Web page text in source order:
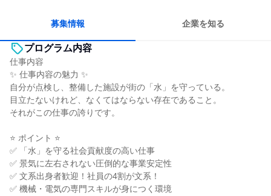
募集情報 企業を知る
プログラム内容
仕事内容
✨ 仕事内容の魅力 ✨
自分が点検し、整備した施設が街の「水」を守っている。
目立たないけれど、なくてはならない存在であること。
それがこの仕事の誇りです。
⭐ ポイント ⭐
✅ 「水」を守る社会貢献度の高い仕事
✅ 景気に左右されない圧倒的な事業安定性
✅ 文系出身者歓迎！社員の4割が文系！
✅ 機械・電気の専門スキルが身につく環境